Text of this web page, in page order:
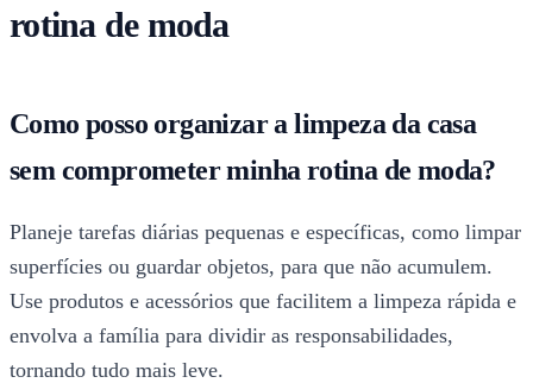
rotina de moda
Como posso organizar a limpeza da casa
sem comprometer minha rotina de moda?
Planeje tarefas diárias pequenas e específicas, como limpar
superfícies ou guardar objetos, para que não acumulem.
Use produtos e acessórios que facilitem a limpeza rápida e
envolva a família para dividir as responsabilidades,
tornando tudo mais leve.